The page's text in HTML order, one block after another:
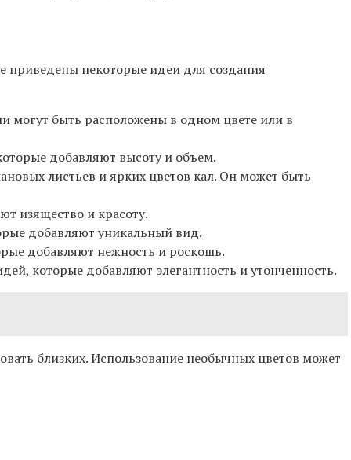
приведены некоторые идеи для создания
могут быть расположены в одном цвете или в
добавляют высоту и объем.
листьев и ярких цветов кал. Он может быть
изящество и красоту.
добавляют уникальный вид.
добавляют нежность и роскошь.
которые добавляют элегантность и утонченность.
близких. Использование необычных цветов может